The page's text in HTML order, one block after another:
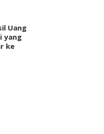
Uang
yang
ke